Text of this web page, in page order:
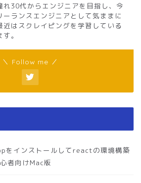
れ30代からエンジニアを目指し、今
ーランスエンジニアとして気ままに
近はスクレイピングを学習している
。
＼ Follow me ／
インストールしてreactの環境構築
者向けMac版